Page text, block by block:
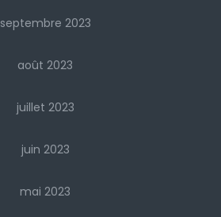
septembre 2023
août 2023
juillet 2023
juin 2023
mai 2023